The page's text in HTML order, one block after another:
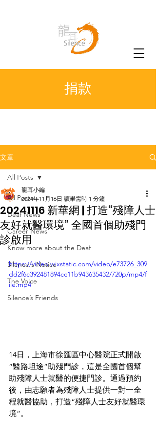
捐款
文章
All Posts
Deaf News
Career News
Know more about the Deaf
Silence's Notice
The Voice
Silence’s Friends
All Posts
20241116 新華網 | 打造“殘障人士
友好就醫環境” 全國首個助殘門
診啟用
龍耳小編
2024年11月16日 讀畢需時 1 分鐘
https://video.wixstatic.com/video/e73726_309
dd2f6c392481894cc11b943635432/720p/mp4/f
ile.mp4
14日，上海市徐匯區中心醫院正式開啟
“醫路坦途”助殘門診，這是全國首個幫
助殘障人士就醫的便捷門診。通過預約
後，由志願者為殘障人士提供一對一全
程就醫協助，打造“殘障人士友好就醫環
境”。